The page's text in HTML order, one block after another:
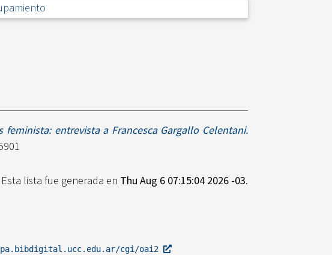
entrevista a Francesca Gargallo Celentani.
Esta lista fue generada en Thu Aug 6 07:15:04 2026 -03.
cgi/oai2